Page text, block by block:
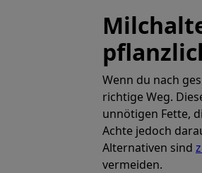
Wenn du nach
richtige Weg.
unnötigen Fette,
Achte jedoch
Alternativen sind
vermeiden.
Erstellen